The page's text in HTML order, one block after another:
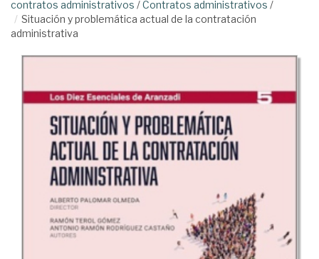
contratos administrativos /Contratos administrativos /
Situación y problemática actual de la contratación
administrativa